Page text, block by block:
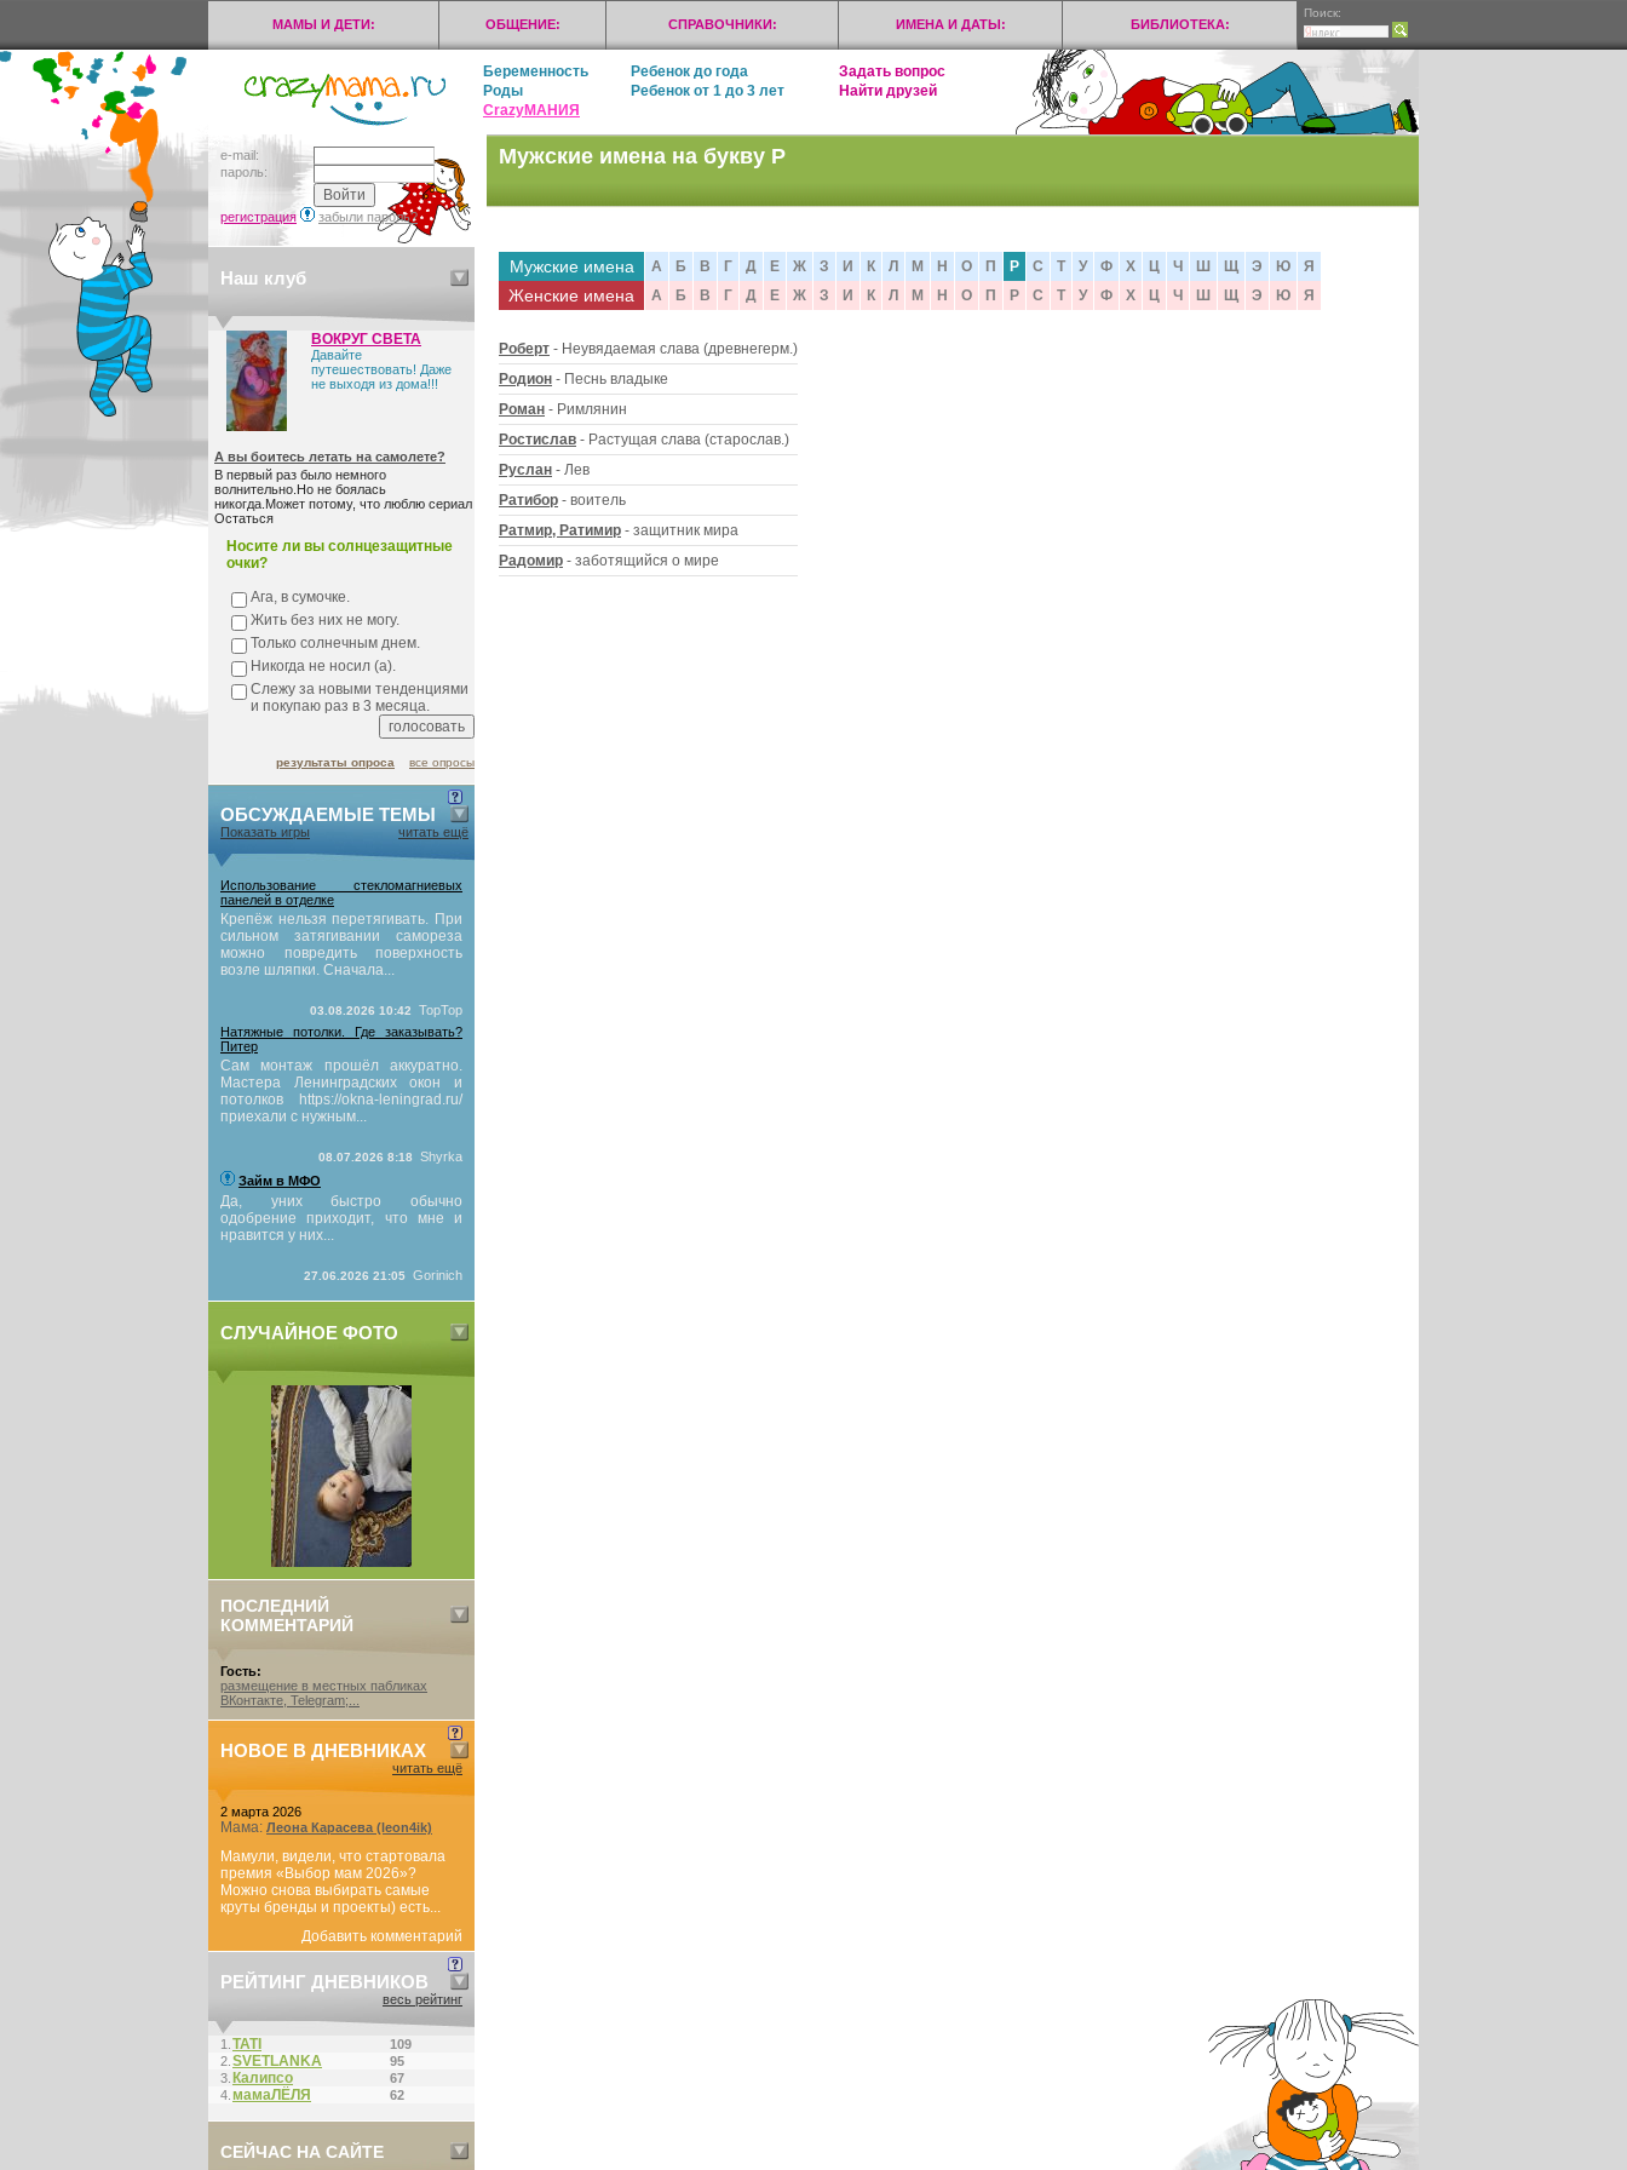
МАМЫ И ДЕТИ: ОБЩЕНИЕ: СПРАВОЧНИКИ: ИМЕНА И ДАТЫ: БИБЛИОТЕКА:
Поиск:
Беременность Ребенок до года
Задать вопрос
Роды
Ребенок от 1 до 3 лет
Найти друзей
CrazyМАНИЯ
e-mail:
пароль:
регистрация забыли пароль?
Наш клуб
ВОКРУГ СВЕТА
Давайте
путешествовать! Даже
не выходя из дома!!!
А вы боитесь летать на самолете?
В первый раз было немного
волнительно.Но не боялась
никогда.Может потому, что люблю сериал
Остаться
Носите ли вы солнцезащитные
очки?
Ага, в сумочке.
Жить без них не могу.
Только солнечным днем.
Никогда не носил (а).
Слежу за новыми тенденциями
и покупаю раз в 3 месяца.
результаты опроса все опросы
ОБСУЖДАЕМЫЕ ТЕМЫ
Показать игры читать ещё
Использование стекломагниевых
панелей в отделке
Крепёж нельзя перетягивать. При
сильном затягивании самореза
можно повредить поверхность
возле шляпки. Сначала...
03.08.2026 10:42
TopTop
Натяжные потолки. Где заказывать?
Питер
Сам монтаж прошёл аккуратно.
Мастера Ленинградских окон и
потолков https://okna-leningrad.ru/
приехали с нужным...
08.07.2026 8:18
Shyrka
Займ в МФО
Да, уних быстро обычно
одобрение приходит, что мне и
нравится у них...
27.06.2026 21:05 Gorinich
СЛУЧАЙНОЕ ФОТО
ПОСЛЕДНИЙ
КОММЕНТАРИЙ
Гость:
размещение в местных пабликах
ВКонтакте, Telegram;...
НОВОЕ В ДНЕВНИКАХ
читать ещё
2 марта 2026
Мама: Леона Карасева (leon4ik)
Мамули, видели, что стартовала
премия «Выбор мам 2026»?
Можно снова выбирать самые
круты бренды и проекты) есть...
Добавить комментарий
РЕЙТИНГ ДНЕВНИКОВ
весь рейтинг
1. ТАТI
109
2. SVETLANKA
95
3. Калипсо
67
4. мамаЛЁЛЯ 62
СЕЙЧАС НА САЙТЕ
Мужские имена на букву Р
Мужские имена А Б В Г Д Е Ж З И К Л М Н О П Р С Т У Ф Х Ц Ч Ш Щ Э Ю Я
Женские имена А Б В Г Д Е Ж З И К Л М Н О П Р С Т У Ф Х Ц Ч Ш Щ Э Ю Я
Роберт - Неувядаемая слава (древнегерм.)
Родион - Песнь владыке
Роман - Римлянин
Ростислав - Растущая слава (старослав.)
Руслан - Лев
Ратибор - воитель
Ратмир, Ратимир - защитник мира
Радомир - заботящийся о мире